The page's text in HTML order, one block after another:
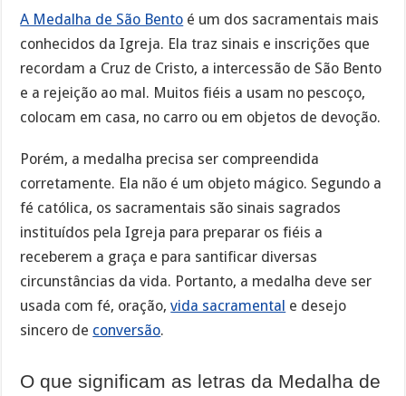
A Medalha de São Bento é um dos sacramentais mais
conhecidos da Igreja. Ela traz sinais e inscrições que
recordam a Cruz de Cristo, a intercessão de São Bento
e a rejeição ao mal. Muitos fiéis a usam no pescoço,
colocam em casa, no carro ou em objetos de devoção.
Porém, a medalha precisa ser compreendida
corretamente. Ela não é um objeto mágico. Segundo a
fé católica, os sacramentais são sinais sagrados
instituídos pela Igreja para preparar os fiéis a
receberem a graça e para santificar diversas
circunstâncias da vida. Portanto, a medalha deve ser
usada com fé, oração,vida sacramental e desejo
sincero de conversão.
O que significam as letras da Medalha de